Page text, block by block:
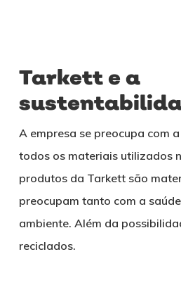
Tarkett e a
A empresa se preocupa com
todos os materiais utilizados
produtos da Tarkett são
preocupam tanto com a
ambiente. Além da
reciclados.